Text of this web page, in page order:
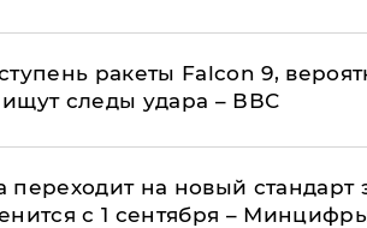
ракеты Falcon 9,
следы удара – ВВС
переходит на новый стандарт
с 1 сентября –